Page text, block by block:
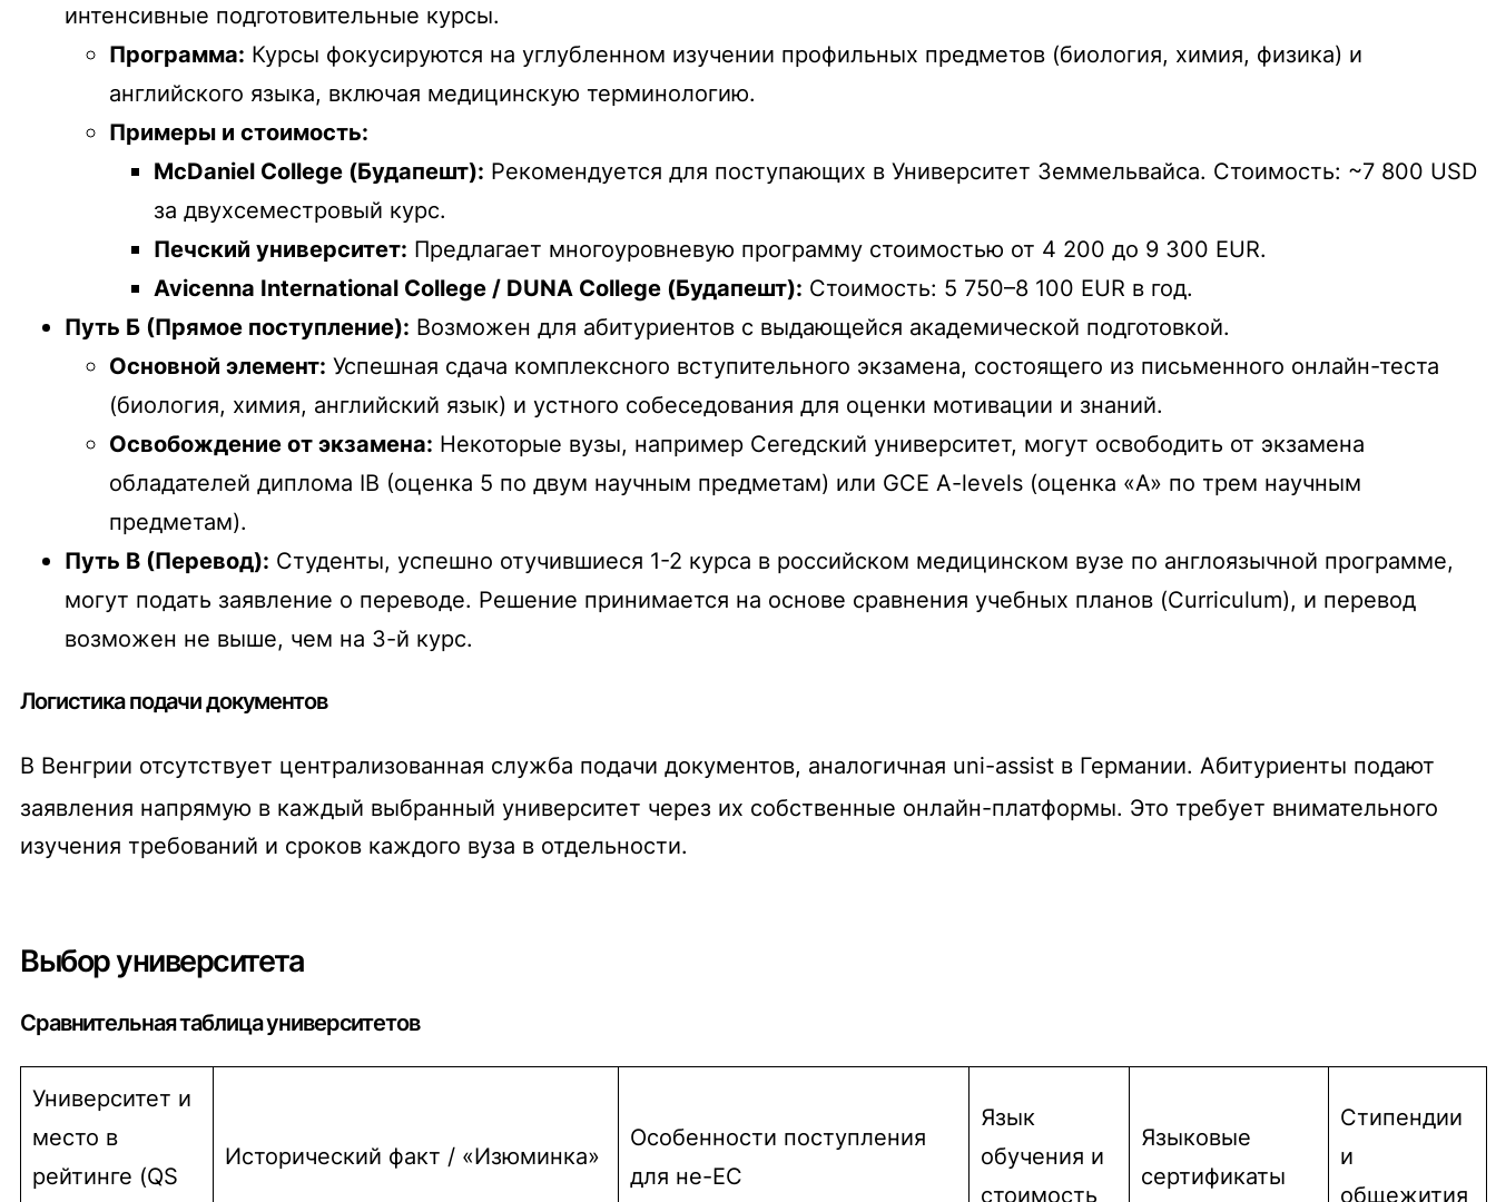
интенсивные подготовительные курсы.
Программа: Курсы фокусируются на углубленном изучении профильных предметов (биология, химия, физика) и
английского языка, включая медицинскую терминологию.
Примеры и стоимость:
McDaniel College (Будапешт): Рекомендуется для поступающих в Университет Земмельвайса. Стоимость: ~7 800 USD
за двухсеместровый курс.
Печский университет: Предлагает многоуровневую программу стоимостью от 4 200 до 9 300 EUR.
Avicenna International College / DUNA College (Будапешт): Стоимость: 5 750–8 100 EUR в год.
Путь Б (Прямое поступление): Возможен для абитуриентов с выдающейся академической подготовкой.
Основной элемент: Успешная сдача комплексного вступительного экзамена, состоящего из письменного онлайн-теста
(биология, химия, английский язык) и устного собеседования для оценки мотивации и знаний.
Освобождение от экзамена: Некоторые вузы, например Сегедский университет, могут освободить от экзамена
обладателей диплома IB (оценка 5 по двум научным предметам) или GCE A-levels (оценка «A» по трем научным
предметам).
Путь В (Перевод): Студенты, успешно отучившиеся 1-2 курса в российском медицинском вузе по англоязычной программе,
могут подать заявление о переводе. Решение принимается на основе сравнения учебных планов (Curriculum), и перевод
возможен не выше, чем на 3-й курс.
Логистика подачи документов
В Венгрии отсутствует централизованная служба подачи документов, аналогичная uni-assist в Германии. Абитуриенты подают
заявления напрямую в каждый выбранный университет через их собственные онлайн-платформы. Это требует внимательного
изучения требований и сроков каждого вуза в отдельности.
Выбор университета
Сравнительная таблица университетов
Университет и
место в
рейтинге (QS
Исторический факт / «Изюминка»
Особенности поступления
для не-ЕС
Язык
обучения и
стоимость
Языковые
сертификаты
Стипендии
и
общежития